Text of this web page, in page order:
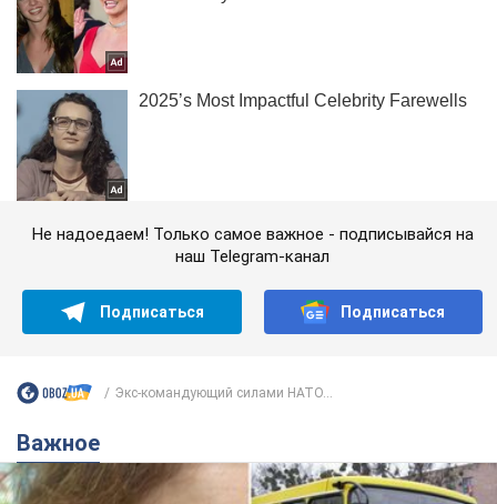
Не надоедаем! Только самое важное - подписывайся на
наш Telegram-канал
Подписаться Подписаться
Экс-командующий силами НАТО...
Важное